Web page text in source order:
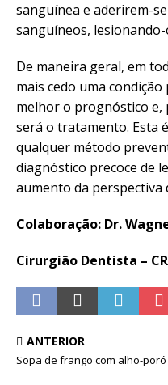
sanguínea e aderirem-
sanguíneos, lesionando-
De maneira geral, em
mais cedo uma
melhor o prognóstico
será o tratamento. Esta
qualquer método
diagnóstico precoce de
aumento da perspectiva
Colaboração: Dr.
Cirurgião Dentista –
ANTERIOR
Sopa de frango com alho-poró